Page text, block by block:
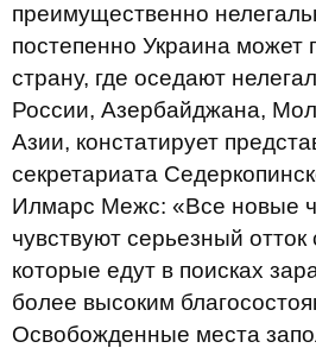
преимущественно
постепенно Украина может
страну, где оседают
России, Азербайджана,
Азии, констатирует
секретариата
Илмарс Межс: «Все новые
чувствуют серьезный
которые едут в поисках
более высоким
Освобожденные места